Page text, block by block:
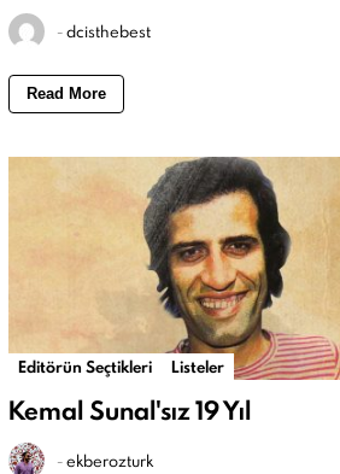
-dcisthebest
Read More
Editörün Seçtikleri Listeler
Kemal Sunal'sız 19 Yıl
-ekberozturk